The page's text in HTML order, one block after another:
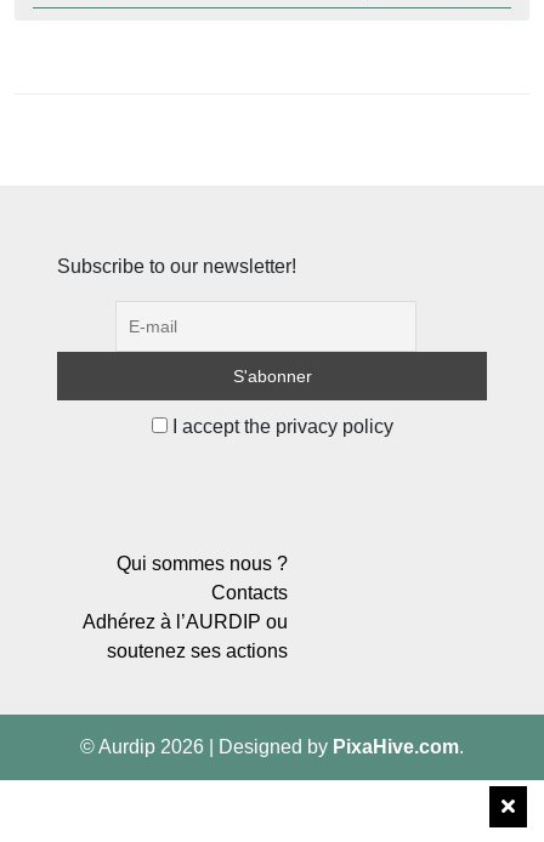
Subscribe to our newsletter!
I accept the privacy policy
Qui sommes nous ?
Contacts
Adhérez à l’AURDIP ou
soutenez ses actions
© Aurdip 2026 Designed by PixaHive.com.